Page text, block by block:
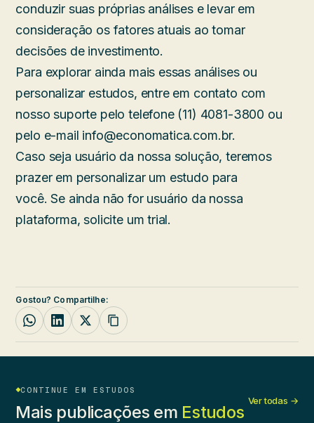
conduzir suas próprias análises e levar em
consideração os fatores atuais ao tomar
decisões de investimento.
Para explorar ainda mais essas análises ou
personalizar estudos, entre em contato com
nosso suporte pelo telefone (11) 4081-3800 ou
pelo e-mail info@economatica.com.br.
Caso seja usuário da nossa solução, teremos
prazer em personalizar um estudo para
você. Se ainda não for usuário da nossa
plataforma, solicite um trial.
Gostou? Compartilhe:
CONTINUE EM ESTUDOS
Mais publicações em Estudos
Ver todas →